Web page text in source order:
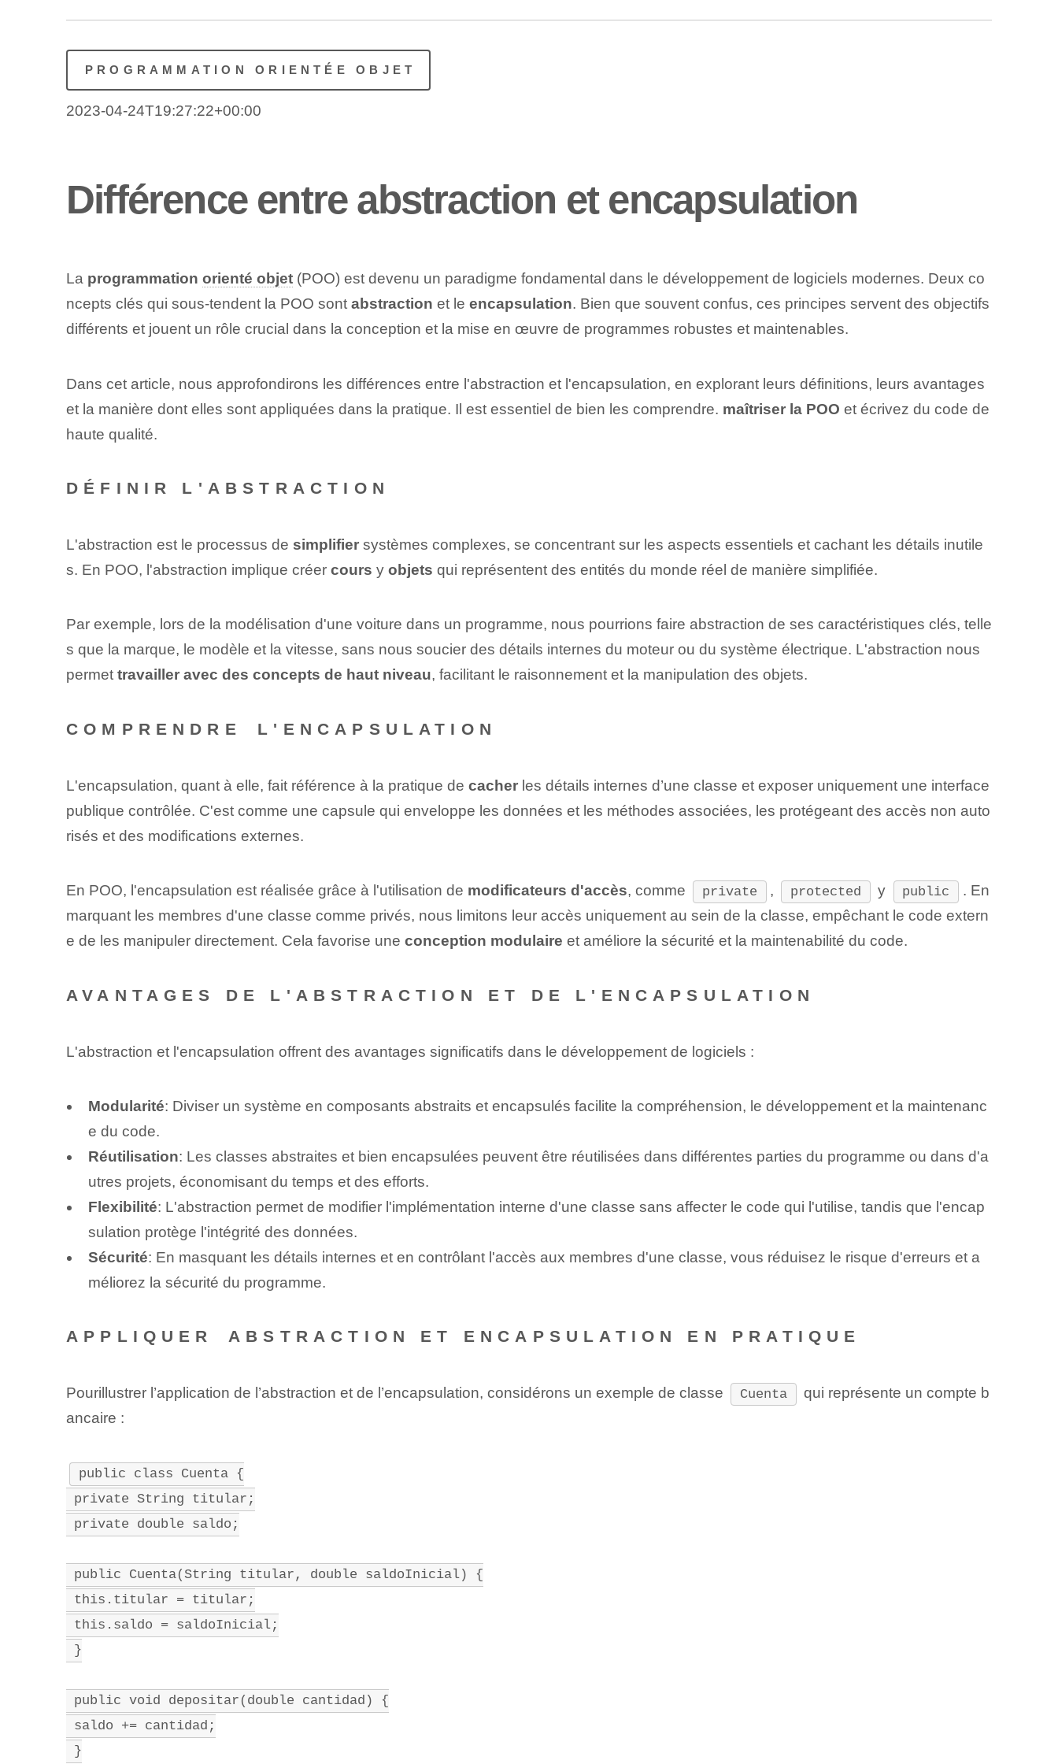
PROGRAMMATION ORIENTÉE OBJET
2023-04-24T19:27:22+00:00
Différence entre abstraction et encapsulation
La programmation orienté objet(POO) est devenu un paradigme fondamental dans le développement de logiciels modernes. ⁤Deux co
ncepts clés qui sous-tendent la POO ⁣sont abstraction et le encapsulation. Bien que souvent confus, ces principes servent des objectifs
différents et jouent un rôle crucial dans la conception et la mise en œuvre de programmes robustes et maintenables.
Dans cet article, nous approfondirons les différences entre l'abstraction et l'encapsulation, en explorant leurs définitions, leurs avantages
et la manière dont elles sont appliquées dans la pratique. Il est essentiel de bien les comprendre. maîtriser la POO et écrivez du code de
haute qualité.
DÉFINIR L'ABSTRACTION
L'abstraction est le processus de simplifiersystèmes complexes, se concentrant sur les aspects essentiels et cachant les détails inutile
s. En⁢ POO, l'abstraction implique⁣ créer cours y objets qui représentent des entités du monde réel de manière simplifiée.
Par exemple, lors de la modélisation d'une voiture dans un programme, nous pourrions faire abstraction de ses caractéristiques clés, telle
s que la marque, le modèle et la vitesse, sans nous soucier des détails internes du moteur ou du système électrique. L'abstraction nous
permet travailler avec des concepts de haut niveau, facilitant le raisonnement et la manipulation des objets.
COMPRENDRE⁤ L'ENCAPSULATION
L'encapsulation, quant à elle, fait référence à la pratique de cacherles détails internes d’une classe et exposer uniquement une interface
publique contrôlée. C'est comme une capsule qui enveloppe les données et les méthodes associées, les protégeant des accès non auto
risés et des modifications externes.
En POO, l'encapsulation est réalisée grâce à l'utilisation de modificateurs d'accès, comme private , protected y public
. En
marquant les membres d'une classe comme privés, nous limitons leur accès uniquement au sein de ⁢la classe, empêchant⁤ le code extern
e de les manipuler directement. Cela favorise une conception modulaire et améliore la sécurité et la maintenabilité du code.
AVANTAGES DE L'ABSTRACTION ET DE L'ENCAPSULATION
L'abstraction et l'encapsulation offrent des avantages significatifs dans le développement de logiciels :
Modularité: Diviser un système en composants abstraits et encapsulés facilite la compréhension, le développement et la maintenanc
e du code.
Réutilisation: Les classes abstraites et bien encapsulées peuvent être réutilisées dans différentes parties du programme ou dans d'a
utres projets, économisant du temps et des efforts.
Flexibilité: L'abstraction permet de modifier l'implémentation interne d'une classe sans affecter le code qui l'utilise, tandis que l'encap
sulation protège l'intégrité des données.
Sécurité: En masquant les détails internes et en contrôlant l'accès aux membres d'une classe, vous réduisez le risque d'erreurs et a
méliorez la sécurité du programme.
APPLIQUER​ ⁢ABSTRACTION ET ENCAPSULATION EN​ PRATIQUE
Pour‌illustrer ‌l’‌application​ de ⁢l’abstraction et de l’encapsulation, considérons ‌un exemple de classe Cuenta
qui représente un compte b
ancaire :
public class Cuenta {
private String titular;
private double saldo;
public Cuenta(String titular, double saldoInicial) {
this.titular = titular;
this.saldo = saldoInicial;
}
public void depositar(double cantidad) {
saldo += cantidad;
}